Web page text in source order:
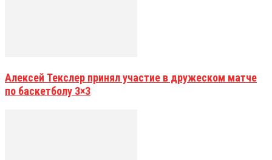
Алексей Текслер принял участие в дружеском матче
по баскетболу 3×3